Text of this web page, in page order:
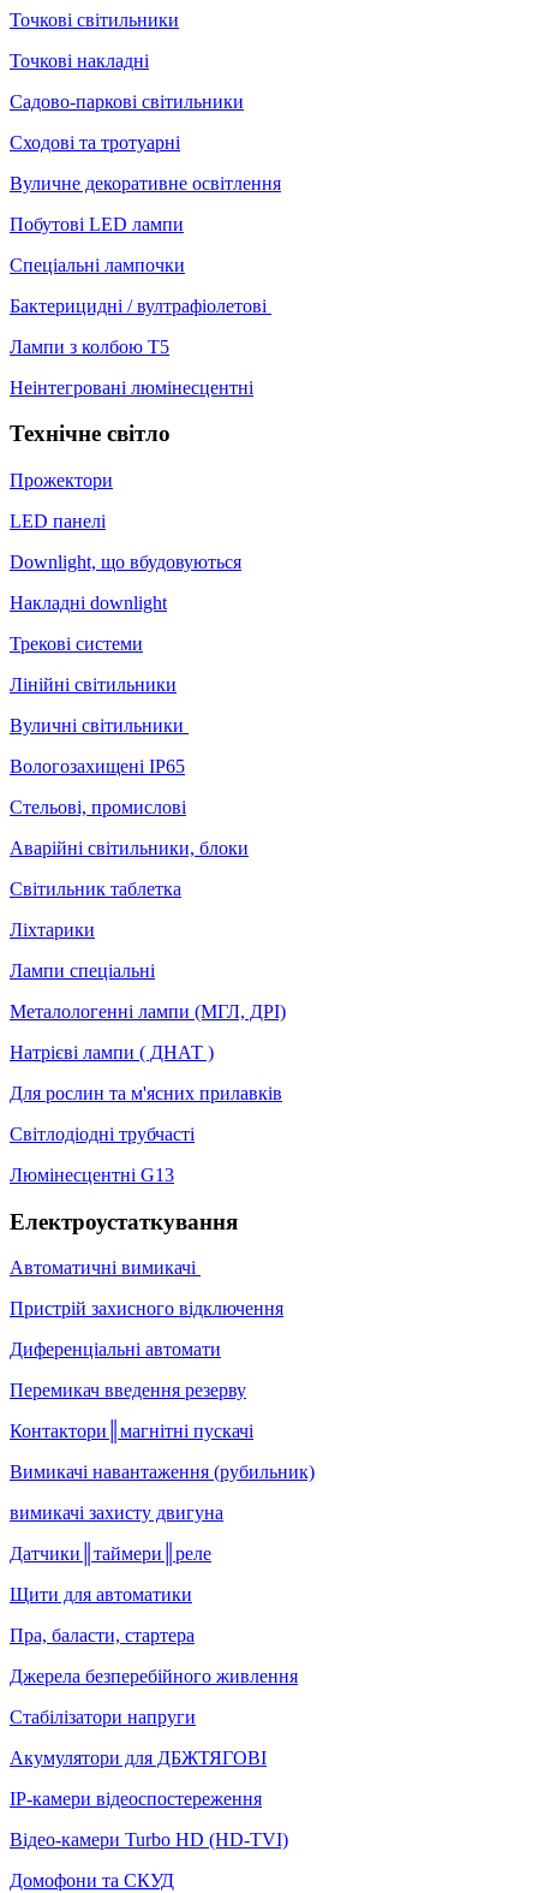
Точкові світильники
Точкові накладні
Садово-паркові світильники
Сходові та тротуарні
Вуличне декоративне освітлення
Побутові LED лампи
Спеціальні лампочки
Бактерицидні / вултрафіолетові
Лампи з колбою Т5
Неінтегровані люмінесцентні
Технічне світло
Прожектори
LED панелі
Downlight, що вбудовуються
Накладні downlight
Трекові системи
Лінійні світильники
Вуличні світильники
Вологозахищені IP65
Стельові, промислові
Аварійні світильники, блоки
Світильник таблетка
Ліхтарики
Лампи спеціальні
Металологенні лампи (МГЛ, ДРІ)
Натрієві лампи ( ДНАТ )
Для рослин та м'ясних прилавків
Світлодіодні трубчасті
Люмінесцентні G13
Електроустаткування
Автоматичні вимикачі
Пристрій захисного відключення
Диференціальні автомати
Перемикач введення резерву
Контактори║магнітні пускачі
Вимикачі навантаження (рубильник)
вимикачі захисту двигуна
Датчики║таймери║реле
Щити для автоматики
Пра, баласти, стартера
Джерела безперебійного живлення
Стабілізатори напруги
Акумулятори для ДБЖТЯГОВІ
IP-камери відеоспостереження
Відео-камери Turbo HD (HD-TVI)
Домофони та СКУД